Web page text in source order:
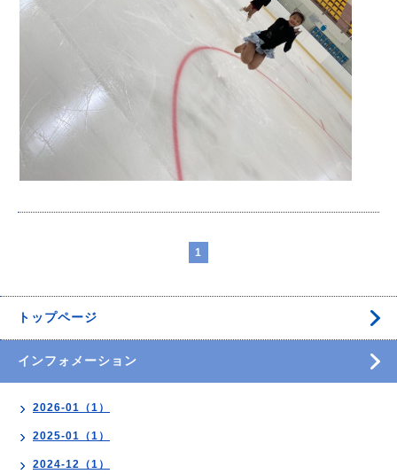
1
トップページ
インフォメーション
2026-01（1）
2025-01（1）
2024-12（1）